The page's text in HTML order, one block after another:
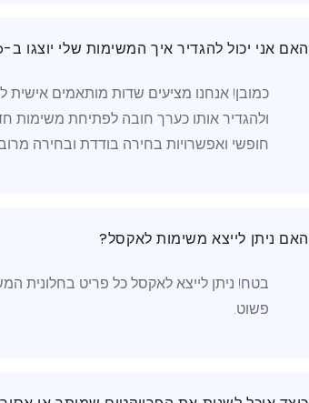
האם אני יכול להגדיר איך המשימות שלי יוצגו ב-Team.Do?
כמובן! אנחנו מציעים שדות מותאמים
ולהגדיר אותו כערך חובה לפתיחת משימות
חופשי ואפשרויות בחירה בודדת ובחירה
האם ניתן לייצא משימות לאקסל?
בטח! ניתן לייצא לאקסל כל פריט בחלונית
פשוט.